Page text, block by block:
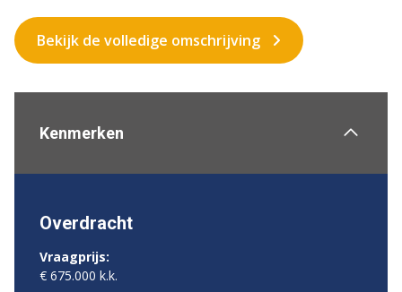
Bekijk de volledige omschrijving
Kenmerken
Overdracht
Vraagprijs:
€ 675.000 k.k.